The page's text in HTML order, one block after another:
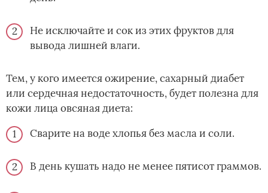
Не исключайте и сок из этих фруктов для
вывода лишней влаги.
Тем, у кого имеется ожирение, сахарный диабет
или сердечная недостаточность, будет полезна для
кожи лица овсяная диета:
Сварите на воде хлопья без масла и соли.
В день кушать надо не менее пятисот граммов.